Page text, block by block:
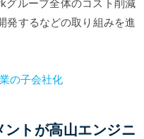
グループ全体のコスト削減
発するなどの取り組みを進
の子会社化
トが高山エンジニ